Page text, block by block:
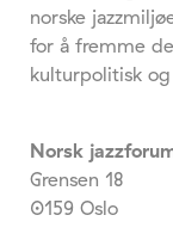
norske
for å fremme
kulturpolitisk
Norsk
Grensen 18
0159 Oslo